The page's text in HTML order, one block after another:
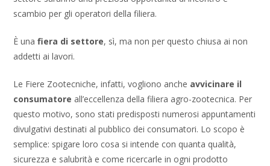
scambio per gli operatori della filiera.
È unafiera di settore, sì, ma non per questo chiusa ai non
addetti ai lavori.
Le Fiere Zootecniche, infatti, vogliono anche avvicinare il
consumatore all’eccellenza della filiera agro-zootecnica. Per
questo motivo, sono stati predisposti numerosi appuntamenti
divulgativi destinati al pubblico dei consumatori. Lo scopo è
semplice: spigare loro cosa si intende con quanta qualità,
sicurezza e salubrità e come ricercarle in ogni prodotto